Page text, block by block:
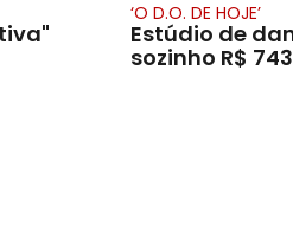
‘O D.O. DE HOJE’
Estúdio de
sozinho R$